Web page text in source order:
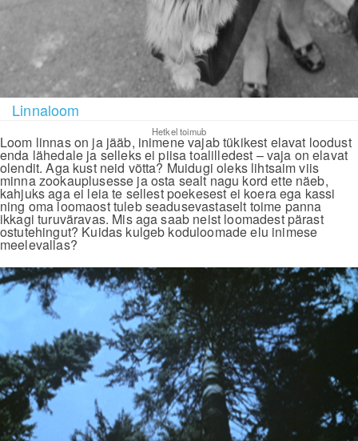
Linnaloom
Hetkel toimub
Loom linnas on ja jääb, inimene vajab tükikest elavat loodust
enda lähedale ja selleks ei piisa toalilledest – vaja on elavat
olendit. Aga kust neid võtta? Muidugi oleks lihtsaim viis
minna zookauplusesse ja osta sealt nagu kord ette näeb,
kahjuks aga ei leia te sellest poekesest ei koera ega kassi
ning oma loomaost tuleb seadusevastaselt toime panna
ikkagi turuväravas. Mis aga saab neist loomadest pärast
ostutehingut? Kuidas kulgeb koduloomade elu inimese
meelevallas?